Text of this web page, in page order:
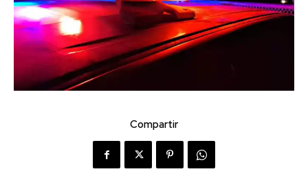
Compartir